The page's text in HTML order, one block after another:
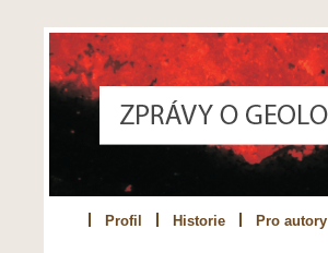
Profil Historie Pro autory